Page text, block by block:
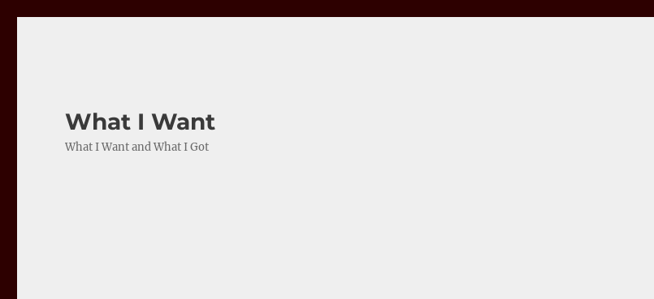
What I Want
What I Want and What I Got